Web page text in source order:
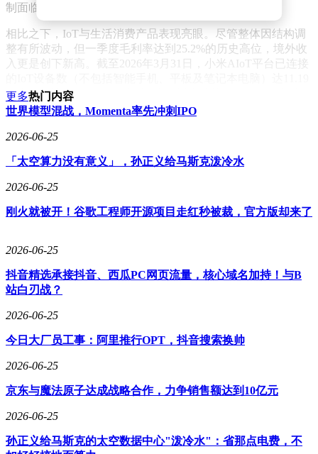
制面临挑战。
相比之下，IoT与生活消费产品表现亮眼。尽管整体因结构调
整有所波动，但一季度毛利率达到25.2%的历史高位，境外收
入更是创下新高。截至2026年3月31日，小米AIoT平台已连接
亿台，同比增长18.5%；拥有5个及以上连接至AIoT平台设备
的用户数达2360万，同比增长22.3%。这表明小米在物联网领
动汽车及AI等创新业务营收198.6亿元，在集团总营收中占比
代SU7停售、向新系列切换的断档期，小米仍完成80856辆新
车交付。汽车业务毛利率达20.1%，展现出良好的工业化起
在快速发展的同时，也面临着巨大的成本压力。
小米这份财报背后，是多重因素交织的结果。全球供应链周期
性波动是重要原因之一。一季度，存储芯片等核心元器件价格
高位运行，给电子制造业带来沉重成本压力。小米手机和汽车
暴涨的存储成本侵蚀，汽车业务也因动力电池原材料和车载芯
本上涨，小米没有像以往那样通过推出大量中低端机型冲量，
而是主动优化产品矩阵，砍掉不赚钱的低端机型。这种“刮骨
量占比的提升。这种战略转型，体现了小米对长期发展的坚定
更多热门内容
世界模型混战，Momenta率先冲刺IPO
2026-06-25
「太空算力没有意义」，孙正义给马斯克泼冷水
2026-06-25
刚火就被开！谷歌工程师开源项目走红秒被裁，官方版却来了
2026-06-25
抖音精选承接抖音、西瓜PC网页流量，核心域名加持！与B
站白刃战？
2026-06-25
今日大厂员工事：阿里推行OPT，抖音搜索换帅
2026-06-25
京东与魔法原子达成战略合作，力争销售额达到10亿元
2026-06-25
孙正义给马斯克的太空数据中心"泼冷水"：省那点电费，不